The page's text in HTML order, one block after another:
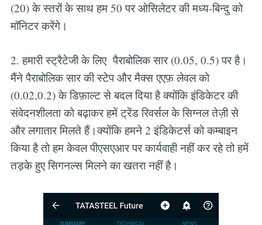
(20) के स्तरों के साथ हम 50 पर ओसिलेटर की मध्य-बिन्दु को
मॉनिटर करेंगे।
2. हमारी स्ट्रैटेजी के लिए पैराबोलिक सार (0.05, 0.5) पर है।
मैंने पैराबोलिक सार की स्टेप और मैक्स एएफ़ लेवल को
(0.02,0.2) के डिफ़ाल्ट से बदल दिया है क्योंकि इंडिकेटर की
संवेदनशीलता को बढ़ाकर हमें ट्रेंड रिवर्सल के सिग्नल तेज़ी से
और लगातार मिलते हैं।क्योंकि हमने 2 इंडिकेटर्स को कम्बाइन
किया है तो हम केवल पीएसएआर पर कार्यवाही नहीं कर रहे तो हमें
तड़के हुए सिगनल्स मिलने का खतरा नहीं है।